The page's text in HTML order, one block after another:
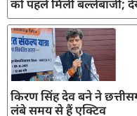
को पहले मिली बल्लेबाजी;
किरण सिंह देव बने ने
लंबे समय से हैं एक्टिव